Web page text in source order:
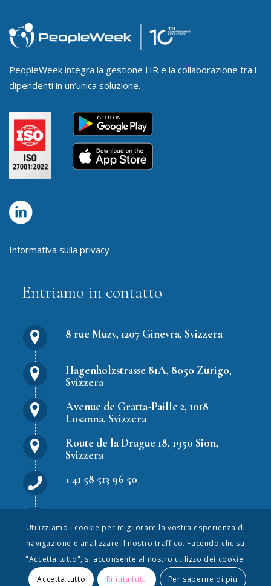
PeopleWeek integra la gestione HR e la collaborazione tra i
dipendenti in un’unica soluzione.
Informativa sulla privacy
Entriamo in contatto
8 rue Muzy, 1207 Ginevra, Svizzera
Hagenholzstrasse 81A, 8050 Zurigo,
Svizzera
Avenue de Gratta-Paille 2, 1018
Losanna, Svizzera
Route de la Drague 18, 1950 Sion,
Svizzera
+ 41 58 513 96 50
© PeopleWeek S.A. Tutti i diritti riservati.
Utilizziamo i cookie per migliorare la vostra esperienza di
navigazione e analizzare il nostro traffico. Facendo clic su
"Accetta tutto", si acconsente al nostro utilizzo dei cookie.
Accetta tutto
Rifiuta tutti Per saperne di più